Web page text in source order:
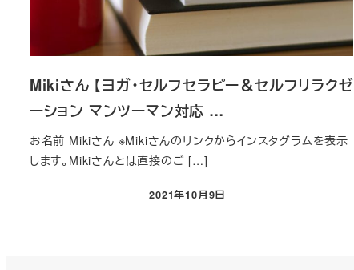
Mikiさん 【ヨガ・セルフセラピー＆セルフリラクゼ
ーション マンツーマン対応 …
お名前 Mikiさん ※Mikiさんのリンクからインスタグラムを表示
します。Mikiさんとは直接のご […]
投稿日
2021年10月9日